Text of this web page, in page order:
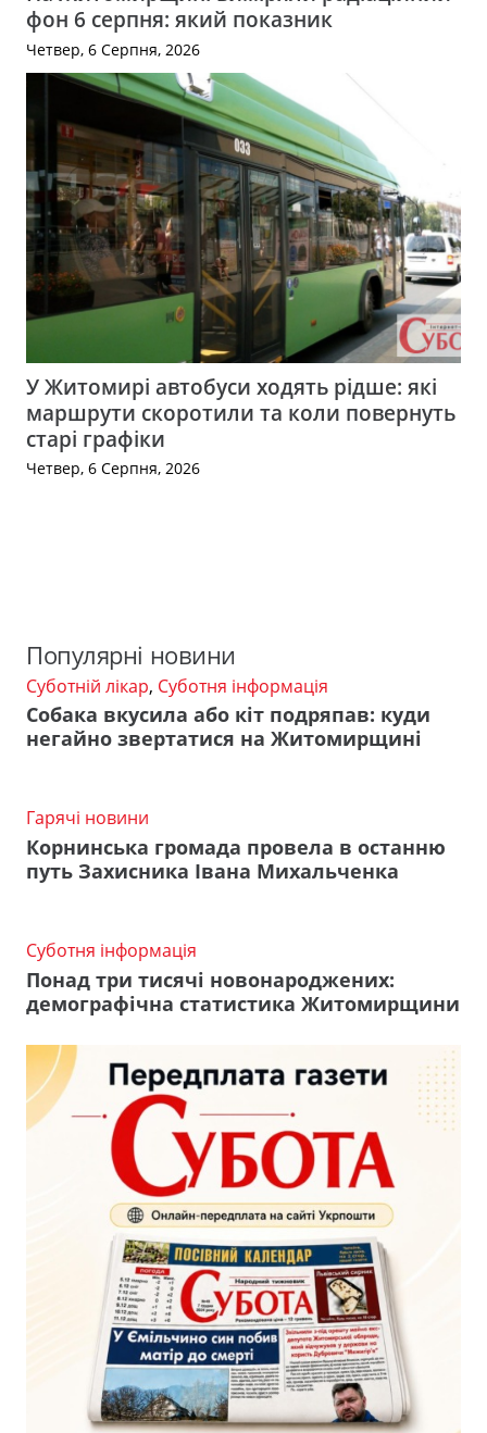
фон 6 серпня: який показник
Четвер, 6 Серпня, 2026
У Житомирі автобуси ходять рідше: які
маршрути скоротили та коли повернуть
старі графіки
Четвер, 6 Серпня, 2026
Популярні новини
Суботній лікар, Суботня інформація
Собака вкусила або кіт подряпав: куди
негайно звертатися на Житомирщині
Гарячі новини
Корнинська громада провела в останню
путь Захисника Івана Михальченка
Суботня інформація
Понад три тисячі новонароджених:
демографічна статистика Житомирщини